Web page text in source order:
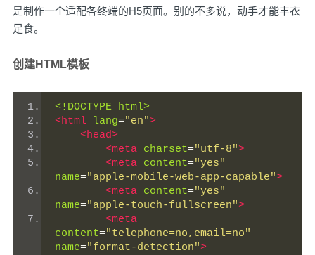
是制作一个适配各终端的H5页面。别的不多说，动手才能丰衣
足食。
创建HTML模板
<!DOCTYPE html>
<html
lang="en">
<head>
<meta charset="utf-8">
<meta content="yes"
name="apple-mobile-web-app-capable">
<meta content="yes"
name="apple-touch-fullscreen">
<meta
content="telephone=no,email=no"
name="format-detection">